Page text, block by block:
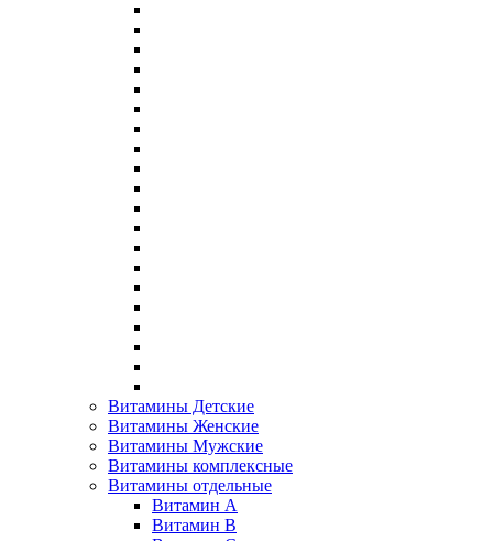
Витамины Детские
Витамины Женские
Витамины Мужские
Витамины комплексные
Витамины отдельные
Витамин A
Витамин B